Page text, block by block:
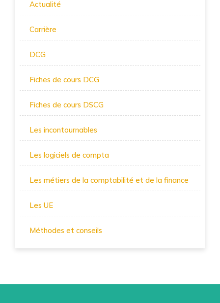
Actualité
Carrière
DCG
Fiches de cours DCG
Fiches de cours DSCG
Les incontournables
Les logiciels de compta
Les métiers de la comptabilité et de la finance
Les UE
Méthodes et conseils